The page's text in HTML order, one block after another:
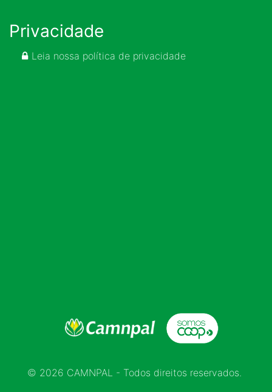
Privacidade
Leia nossa política de privacidade
© 2026 CAMNPAL - Todos direitos reservados.